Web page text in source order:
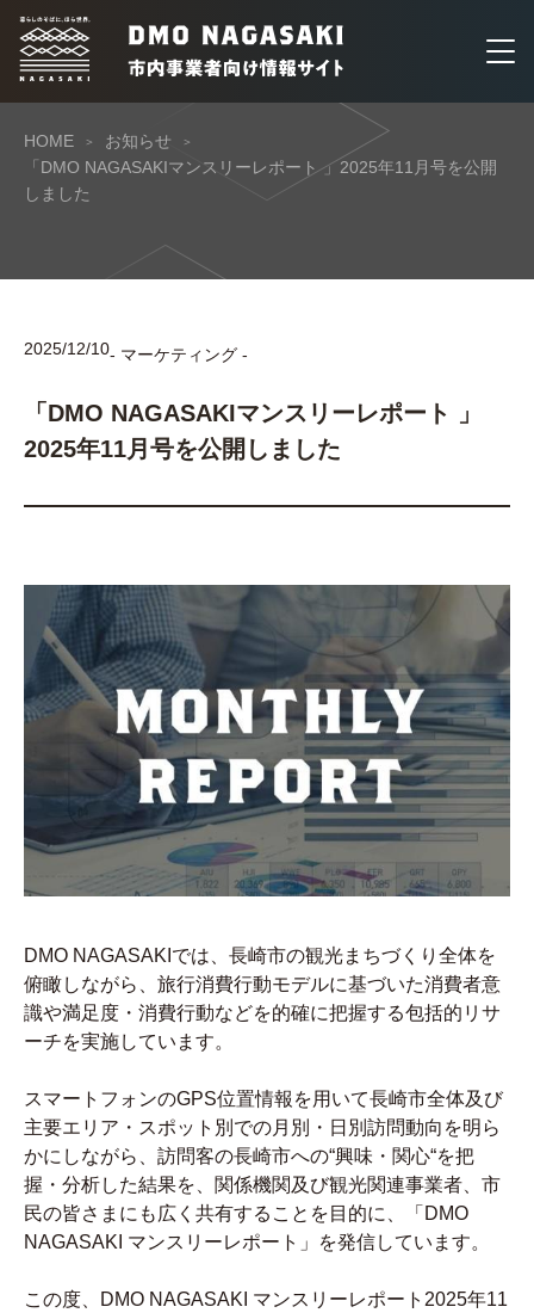
HOME
お知らせ
「DMO NAGASAKIマンスリーレポート 」2025年11月号を公開
しました
2025/12/10- マーケティング -
「DMO NAGASAKIマンスリーレポート 」
2025年11月号を公開しました
DMO NAGASAKIでは、長崎市の観光まちづくり全体を
俯瞰しながら、旅行消費行動モデルに基づいた消費者意
識や満足度・消費行動などを的確に把握する包括的リサ
ーチを実施しています。
スマートフォンのGPS位置情報を用いて長崎市全体及び
主要エリア・スポット別での月別・日別訪問動向を明ら
かにしながら、訪問客の長崎市への“興味・関心“を把
握・分析した結果を、関係機関及び観光関連事業者、市
民の皆さまにも広く共有することを目的に、「DMO
NAGASAKI マンスリーレポート」を発信しています。
この度、DMO NAGASAKI マンスリーレポート2025年11